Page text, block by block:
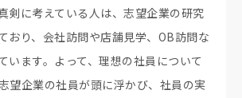
剣に考えている人は、志望企業の研究
おり、会社訪問や店舗見学、OB訪問な
います。よって、理想の社員について
望企業の社員が頭に浮かび、社員の実